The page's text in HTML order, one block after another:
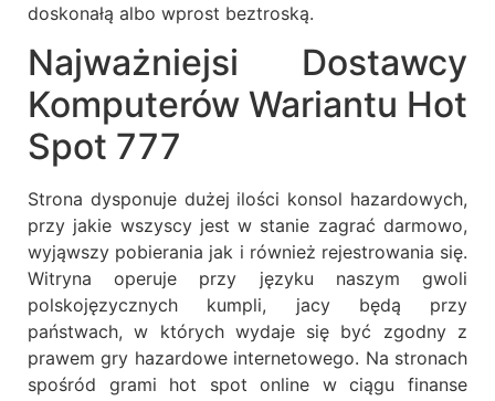
doskonałą albo wprost beztroską.
Najważniejsi Dostawcy
Komputerów Wariantu Hot
Spot 777
Strona dysponuje dużej ilości konsol hazardowych,
przy jakie wszyscy jest w stanie zagrać darmowo,
wyjąwszy pobierania jak i również rejestrowania się.
Witryna operuje przy języku naszym gwoli
polskojęzycznych kumpli, jacy będą przy
państwach, w których wydaje się być zgodny z
prawem gry hazardowe internetowego. Na stronach
spośród grami hot spot online w ciągu finanse